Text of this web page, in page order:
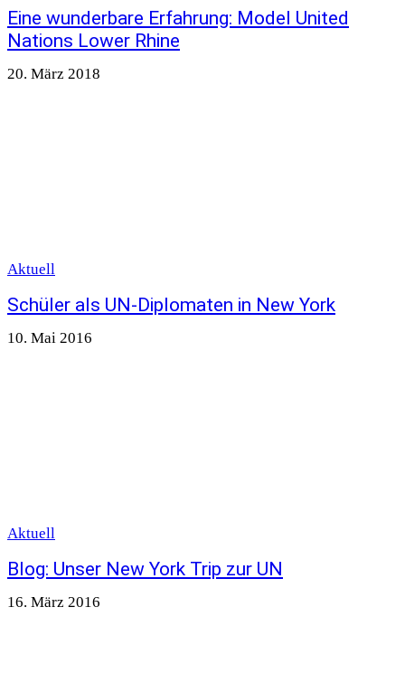
Eine wunderbare Erfahrung: Model United
Nations Lower Rhine
20. März 2018
Aktuell
Schüler als UN-Diplomaten in New York
10. Mai 2016
Aktuell
Blog: Unser New York Trip zur UN
16. März 2016